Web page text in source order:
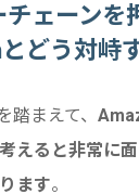
チェーンを
どう対峙
踏まえて、
えると非常に
ます。